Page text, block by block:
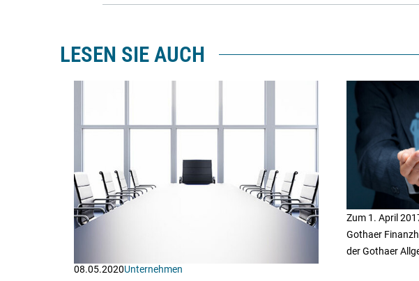
LESEN SIE AUCH
08.05.2020Unternehmen
Zum 1. April
Gothaer
der Gothaer